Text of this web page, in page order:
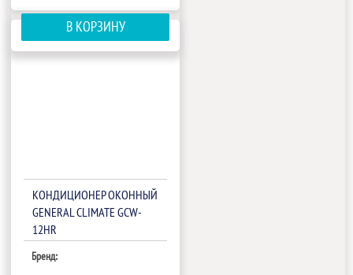
В КОРЗИНУ
КОНДИЦИОНЕР ОКОННЫЙ
GENERAL CLIMATE GCW-
12HR
Бренд: